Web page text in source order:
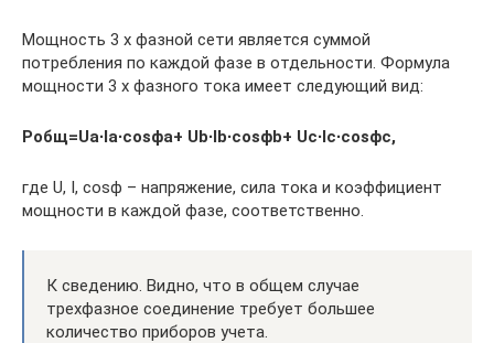
Мощность 3 х фазной сети является суммой
потребления по каждой фазе в отдельности. Формула
мощности 3 х фазного тока имеет следующий вид:
Pобщ=Uа∙Iа∙cosϕа+ Ub∙Ib∙cosϕb+ Uc∙Ic∙cosϕc,
где U, I, cosϕ – напряжение, сила тока и коэффициент
мощности в каждой фазе, соответственно.
К сведению. Видно, что в общем случае
трехфазное соединение требует большее
количество приборов учета.